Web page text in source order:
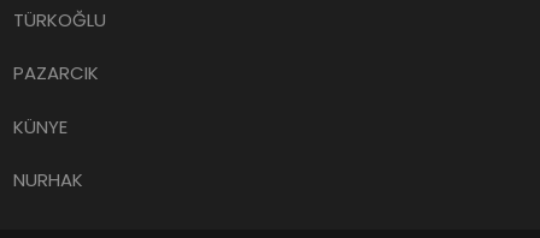
TÜRKOĞLU
PAZARCIK
KÜNYE
NURHAK